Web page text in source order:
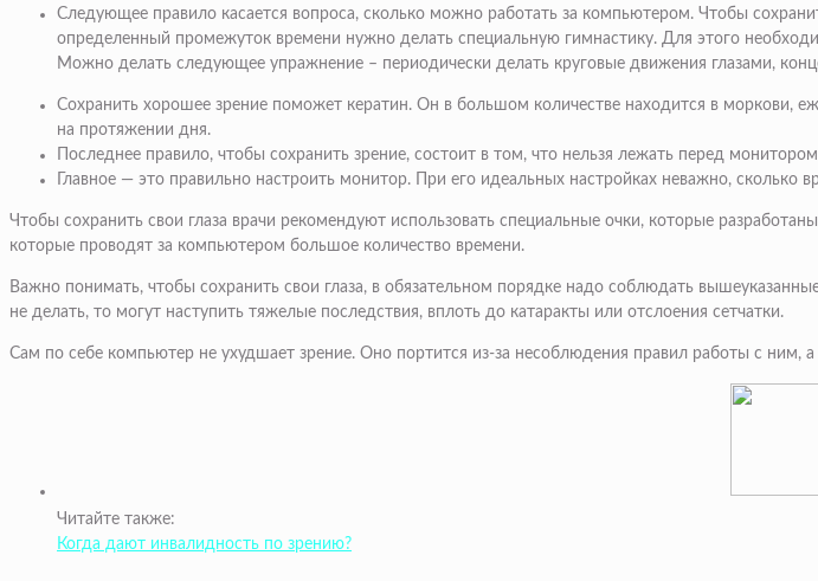
Следующее правило касается вопроса, сколько можно работать за компьютером. Чтобы
определенный промежуток времени нужно делать специальную гимнастику. Для этого
Можно делать следующее упражнение – периодически делать круговые движения глазами,
Сохранить хорошее зрение поможет кератин. Он в большом количестве находится в моркови,
на протяжении дня.
Последнее правило, чтобы сохранить зрение, состоит в том, что нельзя лежать перед
Главное — это правильно настроить монитор. При его идеальных настройках неважно, сколько
Чтобы сохранить свои глаза врачи рекомендуют использовать специальные очки, которые
которые проводят за компьютером большое количество времени.
Важно понимать, чтобы сохранить свои глаза, в обязательном порядке надо соблюдать
не делать, то могут наступить тяжелые последствия, вплоть до катаракты или отслоения сетчатки.
Сам по себе компьютер не ухудшает зрение. Оно портится из-за несоблюдения правил работы с ним,
Читайте также:
Когда дают инвалидность по зрению?